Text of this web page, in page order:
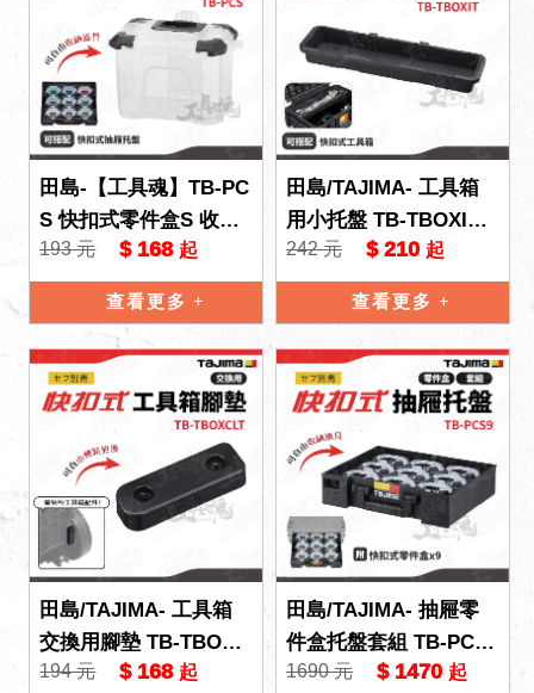
田島-【工具魂】TB-PC
S 快扣式零件盒S 收納
盒 收納箱 快扣式 工具
盒 ⼯具箱 TAJIMA
193 元 $ 168 起
查看更多
田島/TAJIMA- 工具箱
用小托盤 TB-TBOXIT
收納盒 收納箱 快扣式
工具盒 ⼯具箱
242 元 $ 210 起
查看更多
田島/TAJIMA- 工具箱
交換用腳墊 TB-TBOXC
LT 快扣式 收納盒 收納
194 元 $ 168 起
田島/TAJIMA- 抽屜零
件盒托盤套組 TB-PCS9
快扣式 收納盒 收納箱
1690 元 $ 1470 起